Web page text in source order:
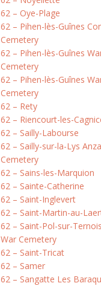
62 – Oye-Plage
62 – Pihen-lès-Guînes
Cemetery
62 – Pihen-lès-Guînes
Cemetery
62 – Pihen-lès-Guînes
Cemetery
62 – Rety
62 – Riencourt-les-
62 – Sailly-Labourse
62 – Sailly-sur-la-Lys
Cemetery
62 – Sains-les-Marquion
62 – Sainte-Catherine
62 – Saint-Inglevert
62 – Saint-Martin-au-
62 – Saint-Pol-sur-
War Cemetery
62 – Saint-Tricat
62 – Samer
62 – Sangatte Les